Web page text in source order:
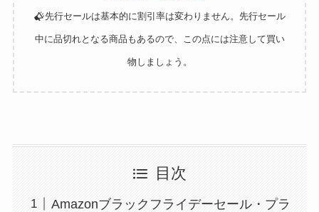
先行セールは基本的に割引率は変わりません。先行セール
中に品切れとなる商品もあるので、この点には注意して買い
物しましょう。
目次
Amazonブラックフライデーセール・プラ